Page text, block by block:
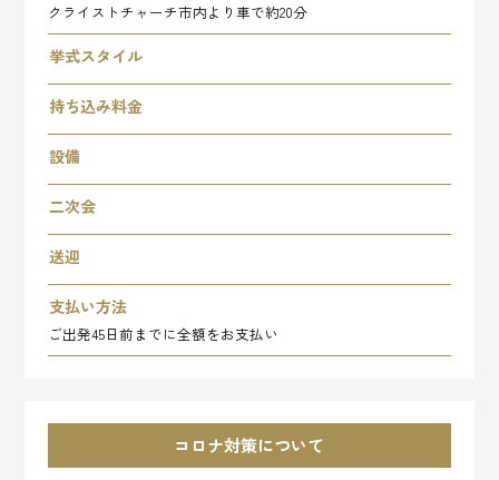
クライストチャーチ市内より車で約20分
挙式スタイル
持ち込み料金
設備
二次会
送迎
支払い方法
ご出発45日前までに全額をお支払い
コロナ対策について